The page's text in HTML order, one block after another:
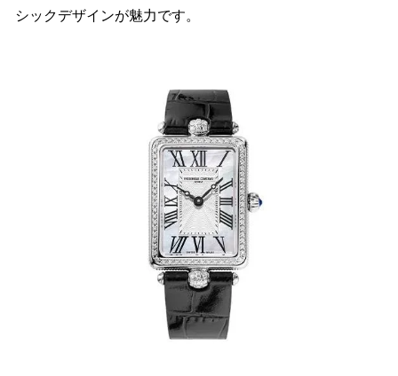
シックデザインが魅力です。